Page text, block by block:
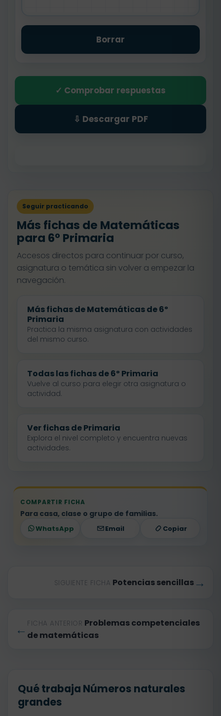
Borrar
✓ Comprobar respuestas
⇩ Descargar PDF
Seguir practicando
Más fichas de Matemáticas
para 6º Primaria
Accesos directos para continuar por curso,
asignatura o temática sin volver a empezar la
navegación.
Más fichas de Matemáticas de 6º
Primaria
Practica la misma asignatura con actividades
del mismo curso.
Todas las fichas de 6º Primaria
Vuelve al curso para elegir otra asignatura o
actividad.
Ver fichas de Primaria
Explora el nivel completo y encuentra nuevas
actividades.
COMPARTIR FICHA
Para casa, clase o grupo de familias.
WhatsApp Email Copiar
← FICHA ANTERIOR Problemas competenciales
de matemáticas
SIGUIENTE FICHA Potencias sencillas →
Qué trabaja Números naturales
grandes